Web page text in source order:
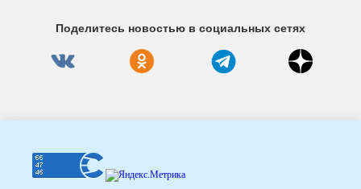
Поделитесь новостью в социальных сетях